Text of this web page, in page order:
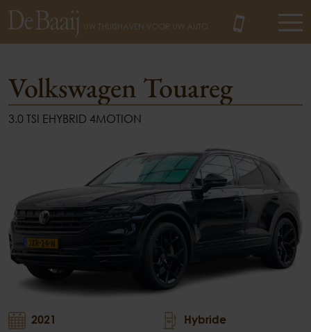
Volkswagen Touareg
3.0 TSI EHYBRID 4MOTION
2021 Hybride